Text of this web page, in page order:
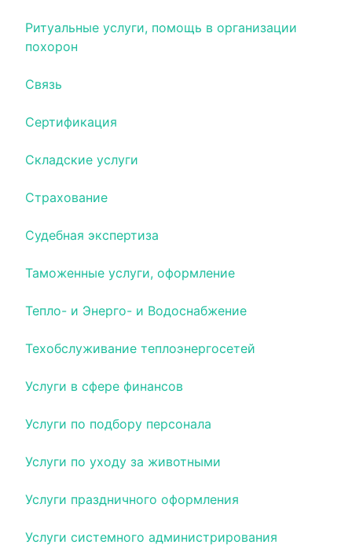
Ритуальные услуги, помощь в организации
похорон
Связь
Сертификация
Складские услуги
Страхование
Судебная экспертиза
Таможенные услуги, оформление
Тепло- и Энерго- и Водоснабжение
Техобслуживание теплоэнергосетей
Услуги в сфере финансов
Услуги по подбору персонала
Услуги по уходу за животными
Услуги праздничного оформления
Услуги системного администрирования